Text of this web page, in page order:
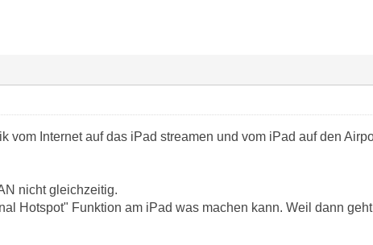
vom Internet auf das iPad streamen und vom iPad auf den
nicht gleichzeitig.
Hotspot" Funktion am iPad was machen kann. Weil dann